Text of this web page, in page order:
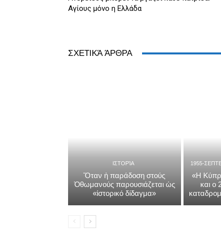
Αγίους μόνο η Ελλάδα
ΣΧΕΤΙΚΆ ΆΡΘΡΑ
ΙΣΤΟΡΊΑ
Ὅταν ἡ παράδοση στούς
Ὀθωμανούς παρουσιάζεται ὡς
«ἱστορικό δίδαγμα»
1955-
«Η
και ο